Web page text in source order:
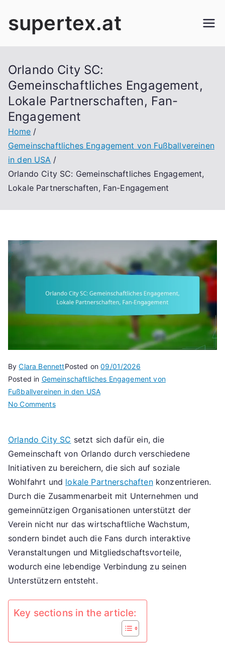
supertex.at
Orlando City SC:
Gemeinschaftliches Engagement,
Lokale Partnerschaften, Fan-
Engagement
Home
Gemeinschaftliches Engagement von Fußballvereinen
in den USA
Orlando City SC: Gemeinschaftliches Engagement,
Lokale Partnerschaften, Fan-Engagement
ByClara BennettPosted on09/01/2026
Posted in Gemeinschaftliches Engagement von
Fußballvereinen in den USA
No Commentson
SC:
Gemeinschaftliches
Engagement,
Lokale
Partnerschaften,
Engagement
Orlando City SC setzt sich dafür ein, die
Gemeinschaft von Orlando durch verschiedene
Initiativen zu bereichern, die sich auf soziale
Wohlfahrt und lokale Partnerschaftenkonzentrieren.
Durch die Zusammenarbeit mit Unternehmen und
gemeinnützigen Organisationen unterstützt der
Verein nicht nur das wirtschaftliche Wachstum,
sondern bindet auch die Fans durch interaktive
Veranstaltungen und Mitgliedschaftsvorteile,
wodurch eine lebendige Verbindung zu seinen
Unterstützern entsteht.
Key sections in the article: